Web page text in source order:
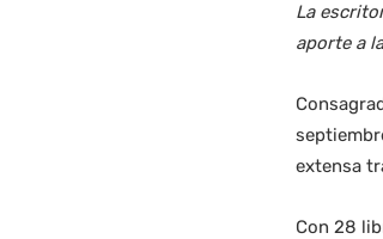
La
aporte a
extensa
Con 28